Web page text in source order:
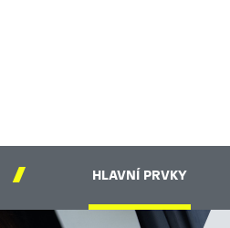
 HLAVNÍ PRVKY